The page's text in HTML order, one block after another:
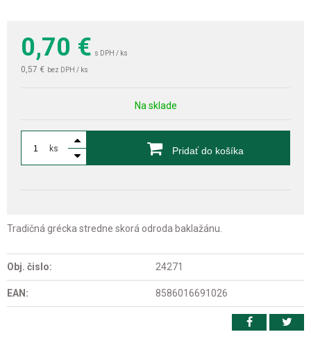
0,70 € s DPH / ks
0,57 € bez DPH / ks
Na sklade
ks Pridať do košíka
Tradičná grécka stredne skorá odroda baklažánu.
Obj. čislo: 24271
EAN: 8586016691026